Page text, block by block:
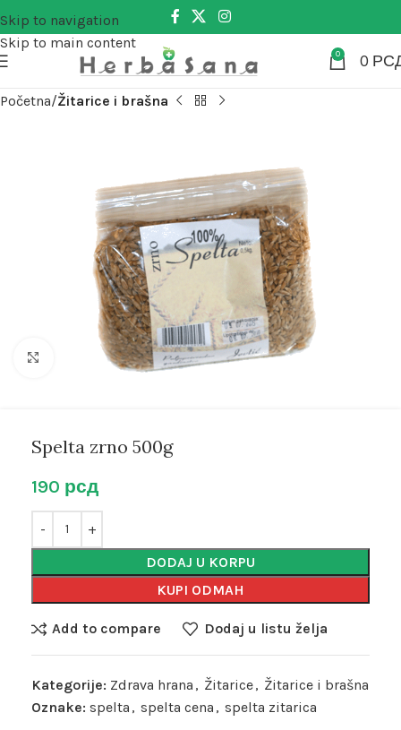
Skip to navigation
Skip to main content
0 0
Početna Žitarice i brašna
Kliknite za uvećanje
Spelta zrno 500g
190 рсд
DODAJ U KORPU
KUPI ODMAH
Add to compare Dodaj u listu želja
Kategorije: Zdrava hrana , Žitarice, Žitarice i brašna
Oznake: spelta , spelta cena , spelta zitarica